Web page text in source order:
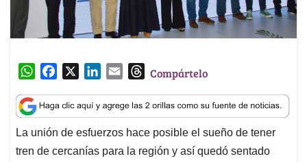
W
a
t
s
A
c
e
b
o
n
k
e
d
a
i
l
T
r
e
a
d
Compártelo
La unión de esfuerzos hace posible el sueño de tener
tren de cercanías para la región y así quedó sentado